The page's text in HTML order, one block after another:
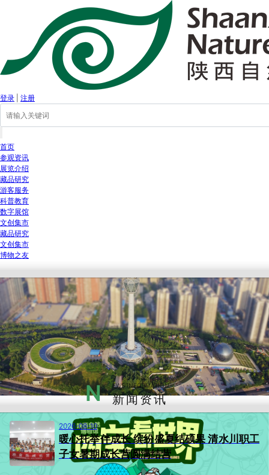
登录 注册
首页
参观资讯
展览介绍
藏品研究
游客服务
科普教育
数字展馆
文创集市
藏品研究
文创集市
博物之友
N EWS INFORMATION
新闻资讯
2026-08-10
暖心托举伴成长 缤纷盛夏结硕果 清水川职工
子女暑期成长营圆满结营